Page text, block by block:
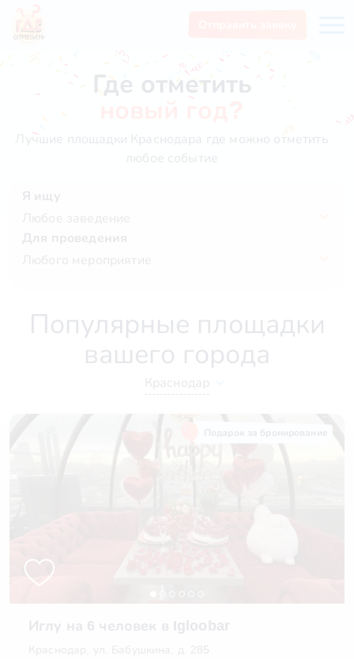
Где отметить
Лучшие площадки Краснодара где можно отметить
любое событие
Я ищу
Любое заведение
Для проведения
Любого мероприятие
Популярные площадки
вашего города
Краснодар
Иглу на 6 человек в Igloobar
Краснодар, ул. Бабушкина, д. 285